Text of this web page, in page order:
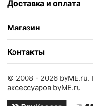
Доставка и оплата
Магазин
Контакты
© 2008 - 2026 byME.ru.
аксессуаров byME.ru